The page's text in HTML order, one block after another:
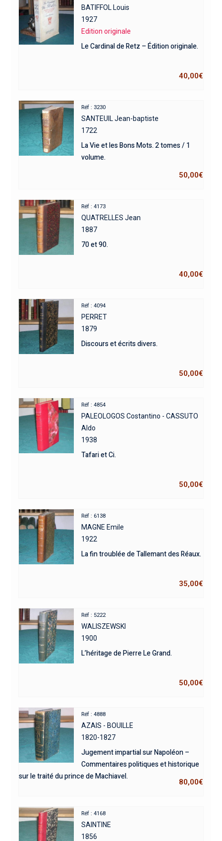
BATIFFOL Louis
1927
Edition originale
Le Cardinal de Retz – Édition originale.
40,00€
Réf : 3230
SANTEUIL Jean-baptiste
1722
La Vie et les Bons Mots. 2 tomes / 1
volume.
50,00€
Réf : 4173
QUATRELLES Jean
1887
70 et 90.
40,00€
Réf : 4094
PERRET
1879
Discours et écrits divers.
50,00€
Réf : 4854
PALEOLOGOS Costantino - CASSUTO
Aldo
1938
Tafari et Ci.
50,00€
Réf : 6138
MAGNE Emile
1922
La fin troublée de Tallemant des Réaux.
35,00€
Réf : 5222
WALISZEWSKI
1900
L’héritage de Pierre Le Grand.
50,00€
Réf : 4888
AZAIS - BOUILLE
1820-1827
Jugement impartial sur Napoléon –
Commentaires politiques et historique
sur le traité du prince de Machiavel.
80,00€
Réf : 4168
SAINTINE
1856